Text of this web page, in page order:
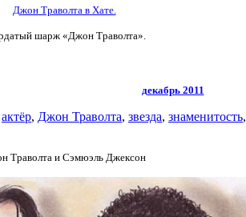
Джон Траволта в Хате.
шарж «Джон Траволта».
декабрь 2011
актёр, Джон Траволта, звезда, знаменитость,
Траволта и Сэмюэль Джексон